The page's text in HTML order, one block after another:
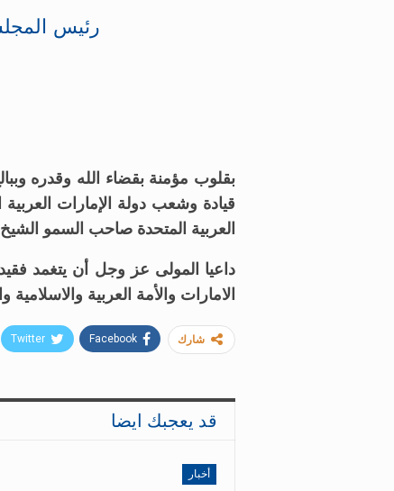
رئيس
بقلوب مؤمنة بقضاء الله وقدره
قيادة وشعب دولة الإمارات العربية
العربية المتحدة صاحب السمو الشيخ
داعيا المولى عز وجل أن يتغمد
الامارات والأمة العربية
شارك Facebook
Twitter
قد يعجبك ايضا
أخبار